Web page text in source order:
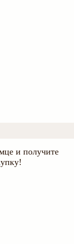
и получите